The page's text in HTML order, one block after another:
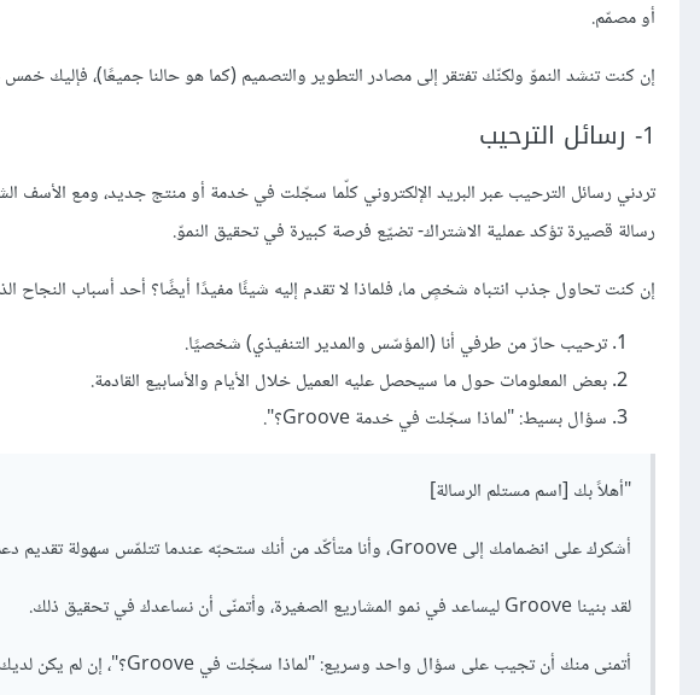
أو مصمّم.
إن كنت تنشد النموّ ولكنّك تفتقر إلى مصادر التطوير والتصميم (كما هو حالنا جميعًا)، فإليك
1- رسائل الترحيب
تردني رسائل الترحيب عبر البريد الإلكتروني كلّما سجّلت في خدمة أو منتج جديد، ومع الأسف
رسالة قصيرة تؤكد عملية الاشتراك- تضيّع فرصة كبيرة في تحقيق النموّ.
إن كنت تحاول جذب انتباه شخصٍ ما، فلماذا لا تقدم إليه شيئًا مفيدًا أيضًا؟ أحد أسباب النجاح
ترحيب حارّ من طرفي أنا (المؤسّس والمدير التنفيذي) شخصيًا.
بعض المعلومات حول ما سيحصل عليه العميل خلال الأيام والأسابيع القادمة.
سؤال بسيط: "لماذا سجّلت في خدمة Groove؟".
"أهلاً بك [اسم مستلم الرسالة]
أشكرك على انضمامك إلى Groove، وأنا متأكّد من أنك ستحبّه عندما تتلمّس سهولة تقديم دعم فنّي شخصيّ ورائع لكل عميل من عملائك.
لقد بنينا Groove ليساعد في نمو المشاريع الصغيرة، وأتمنّى أن نساعدك في تحقيق ذلك.
أتمنى منك أن تجيب على سؤال واحد وسريع: "لماذا سجّلت في Groove؟"، إن لم يكن لديك مانع طبعًا.